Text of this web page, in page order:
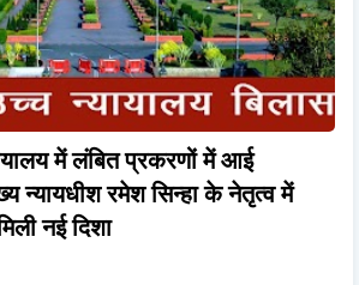
में लंबित प्रकरणों में आई
न्यायधीश रमेश सिन्हा के नेतृत्व में
नई दिशा